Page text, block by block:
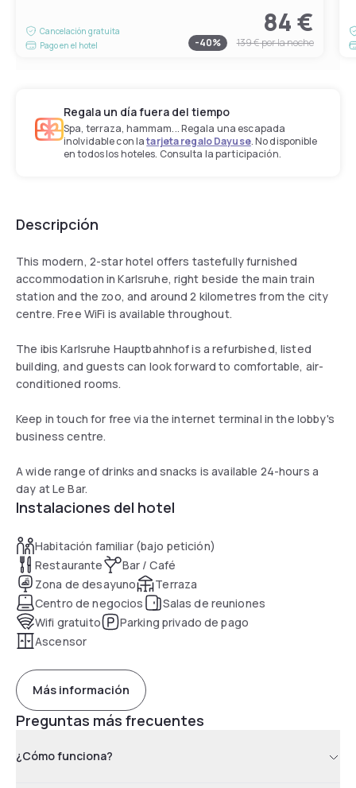
Cancelación gratuita
Pago en el hotel
84 €
-40% 139 €por la noche
Regala un día fuera del tiempo
Spa, terraza, hammam... Regala una escapada
inolvidable con latarjeta regalo Dayuse. No disponible
en todos los hoteles. Consulta la participación.
Descripción
This modern, 2-star hotel offers tastefully furnished
accommodation in Karlsruhe, right beside the main train
station and the zoo, and around 2 kilometres from the city
centre. Free WiFi is available throughout.
The ibis Karlsruhe Hauptbahnhof is a refurbished, listed
building, and guests can look forward to comfortable, air-
conditioned rooms.
Keep in touch for free via the internet terminal in the lobby's
business centre.
A wide range of drinks and snacks is available 24-hours a
day at Le Bar.
Instalaciones del hotel
Habitación familiar (bajo petición)
Restaurante
Bar / Café
Zona de desayuno
Terraza
Centro de negocios
Salas de reuniones
Wifi gratuito
Parking privado de pago
Ascensor
Más información
Preguntas más frecuentes
¿Cómo funciona?